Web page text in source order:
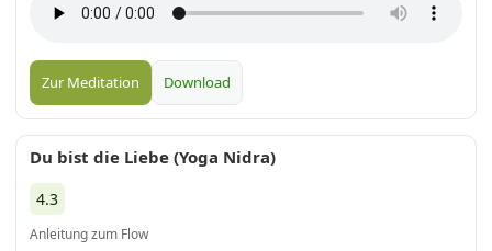
Zur Meditation Download
Du bist die Liebe (Yoga Nidra)
4.3
Anleitung zum Flow